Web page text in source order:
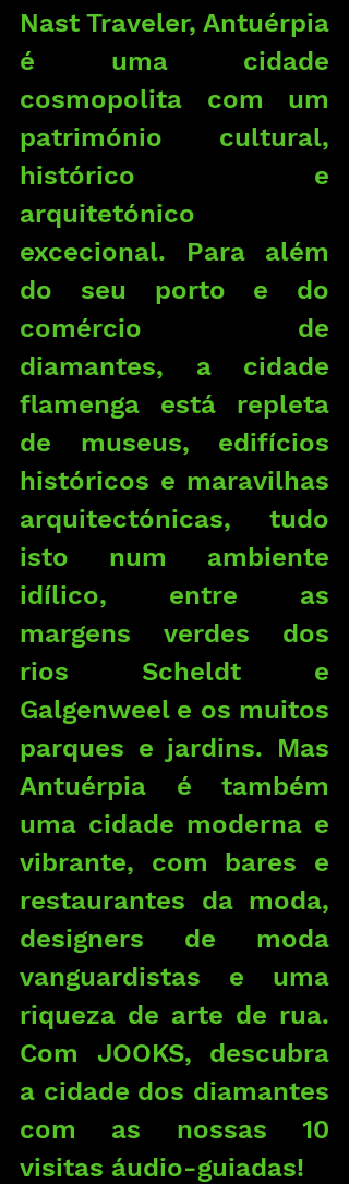
Nast Traveler, Antuérpia
é uma cidade
cosmopolita com um
património cultural,
histórico e
arquitetónico
excecional. Para além
do seu porto e do
comércio de
diamantes, a cidade
flamenga está repleta
de museus, edifícios
históricos e maravilhas
arquitectónicas, tudo
isto num ambiente
idílico, entre as
margens verdes dos
rios Scheldt e
Galgenweel e os muitos
parques e jardins. Mas
Antuérpia é também
uma cidade moderna e
vibrante, com bares e
restaurantes da moda,
designers de moda
vanguardistas e uma
riqueza de arte de rua.
Com JOOKS, descubra
a cidade dos diamantes
com as nossas 10
visitas áudio-guiadas!